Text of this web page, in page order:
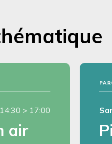
14:30 > 17:00
air